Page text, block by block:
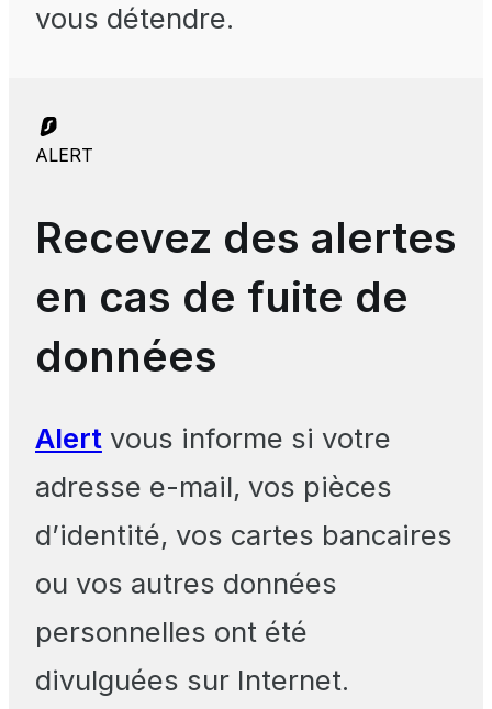
vous détendre.
ALERT
Recevez des alertes
en cas de fuite de
données
Alertvous informe si votre
adresse e-mail, vos pièces
d’identité, vos cartes bancaires
ou vos autres données
personnelles ont été
divulguées sur Internet.